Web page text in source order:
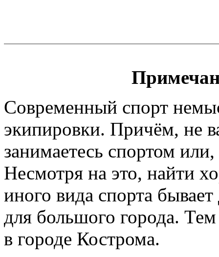
Современный спорт
экипировки. Причём, не
занимаетесь спортом
Несмотря на это, найти
иного вида спорта
для большого города.
в городе Кострома.